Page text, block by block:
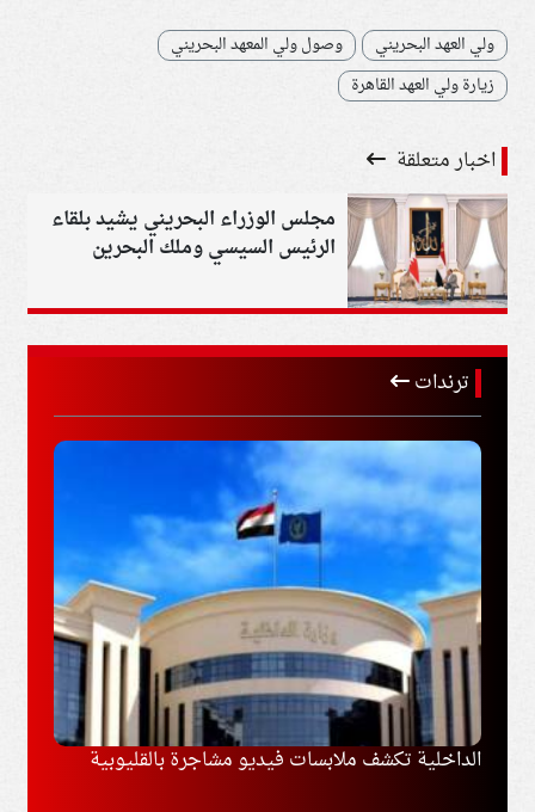
ولي العهد البحريني
وصول ولي المعهد البحريني
زيارة ولي العهد القاهرة
اخبار متعلقة
مجلس الوزراء البحريني يشيد بلقاء
الرئيس السيسي وملك البحرين
ترندات
الداخلية تكشف ملابسات فيديو مشاجرة بالقليوبية